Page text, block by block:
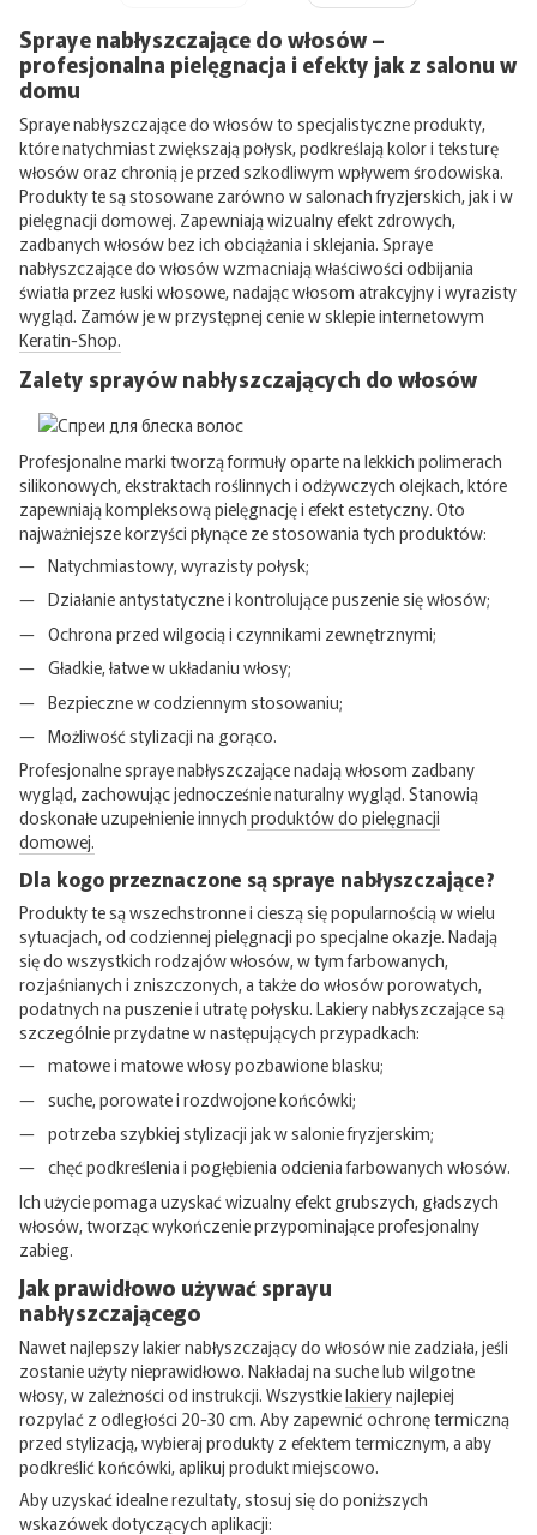
Spraye nabłyszczające do włosów –
profesjonalna pielęgnacja i efekty jak z salonu w
domu
Spraye nabłyszczające do włosów to specjalistyczne produkty,
które natychmiast zwiększają połysk, podkreślają kolor i teksturę
włosów oraz chronią je przed szkodliwym wpływem środowiska.
Produkty te są stosowane zarówno w salonach fryzjerskich, jak i w
pielęgnacji domowej. Zapewniają wizualny efekt zdrowych,
zadbanych włosów bez ich obciążania i sklejania. Spraye
nabłyszczające do włosów wzmacniają właściwości odbijania
światła przez łuski włosowe, nadając włosom atrakcyjny i wyrazisty
wygląd. Zamów je w przystępnej cenie w sklepie internetowym
Keratin-Shop.
Zalety sprayów nabłyszczających do włosów
Profesjonalne marki tworzą formuły oparte na lekkich polimerach
silikonowych, ekstraktach roślinnych i odżywczych olejkach, które
zapewniają kompleksową pielęgnację i efekt estetyczny. Oto
najważniejsze korzyści płynące ze stosowania tych produktów:
Natychmiastowy, wyrazisty połysk;
Działanie antystatyczne i kontrolujące puszenie się włosów;
Ochrona przed wilgocią i czynnikami zewnętrznymi;
Gładkie, łatwe w układaniu włosy;
Bezpieczne w codziennym stosowaniu;
Możliwość stylizacji na gorąco.
Profesjonalne spraye nabłyszczające nadają włosom zadbany
wygląd, zachowując jednocześnie naturalny wygląd. Stanowią
doskonałe uzupełnienie innych produktów do pielęgnacji
domowej.
Dla kogo przeznaczone są spraye nabłyszczające?
Produkty te są wszechstronne i cieszą się popularnością w wielu
sytuacjach, od codziennej pielęgnacji po specjalne okazje. Nadają
się do wszystkich rodzajów włosów, w tym farbowanych,
rozjaśnianych i zniszczonych, a także do włosów porowatych,
podatnych na puszenie i utratę połysku. Lakiery nabłyszczające są
szczególnie przydatne w następujących przypadkach:
matowe i matowe włosy pozbawione blasku;
suche, porowate i rozdwojone końcówki;
potrzeba szybkiej stylizacji jak w salonie fryzjerskim;
chęć podkreślenia i pogłębienia odcienia farbowanych włosów.
Ich użycie pomaga uzyskać wizualny efekt grubszych, gładszych
włosów, tworząc wykończenie przypominające profesjonalny
zabieg.
Jak prawidłowo używać sprayu
nabłyszczającego
Nawet najlepszy lakier nabłyszczający do włosów nie zadziała, jeśli
zostanie użyty nieprawidłowo. Nakładaj na suche lub wilgotne
włosy, w zależności od instrukcji. Wszystkielakierynajlepiej
rozpylać z odległości 20-30 cm. Aby zapewnić ochronę termiczną
przed stylizacją, wybieraj produkty z efektem termicznym, a aby
podkreślić końcówki, aplikuj produkt miejscowo.
Aby uzyskać idealne rezultaty, stosuj się do poniższych
wskazówek dotyczących aplikacji: